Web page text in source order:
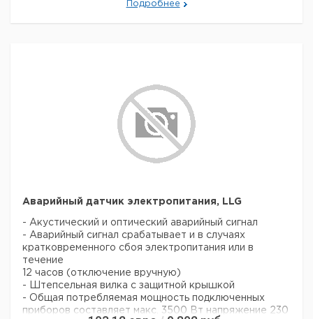
Прошу обратить внимание на то, что минимальный
заказ в нашей компании составляет 300 евро с ндс.
Подробнее
Аварийный датчик электропитания, LLG
- Акустический и оптический аварийный сигнал
- Аварийный сигнал срабатывает и в случаях
кратковременного сбоя электропитания или в
течение
12 часов (отключение вручную)
- Штепсельная вилка с защитной крышкой
- Общая потребляемая мощность подключенных
приборов составляет макс. 3500 Вт напряжение 230